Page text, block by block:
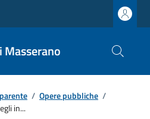
Masserano
/ Opere pubbliche /
in...